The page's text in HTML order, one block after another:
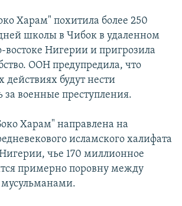
Харам" похитила более 250
школы в Чибок в удаленном
востоке Нигерии и пригрозила
ООН предупредила, что
действиях будут нести
за военные преступления.
Харам" направлена на
исламского халифата
чье 170 миллионное
примерно поровну между